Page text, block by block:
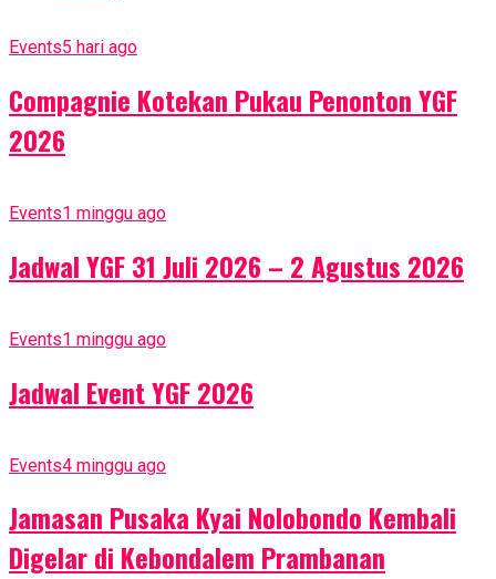
Events5 hari ago
Compagnie Kotekan Pukau Penonton YGF
2026
Events1 minggu ago
Jadwal YGF 31 Juli 2026 – 2 Agustus 2026
Events1 minggu ago
Jadwal Event YGF 2026
Events4 minggu ago
Jamasan Pusaka Kyai Nolobondo Kembali
Digelar di Kebondalem Prambanan